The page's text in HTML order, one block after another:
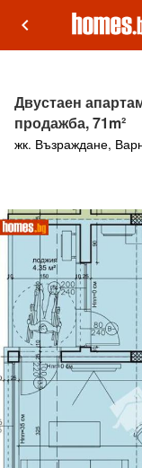
keyboard_arrow_left
Двустаен
продажба, 71m²
жк. Възраждане,